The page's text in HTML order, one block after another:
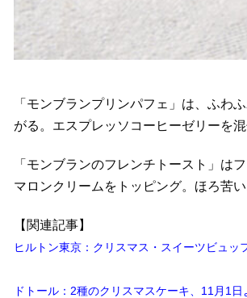
「モンブランプリンパフェ」は、ふわ
がる。エスプレッソコーヒーゼリーを
「モンブランのフレンチトースト」は
マロンクリームをトッピング。ほろ苦
【関連記事】
ヒルトン東京：クリスマス・スイーツビュッ
ドトール：2種のクリスマスケーキ、11月1